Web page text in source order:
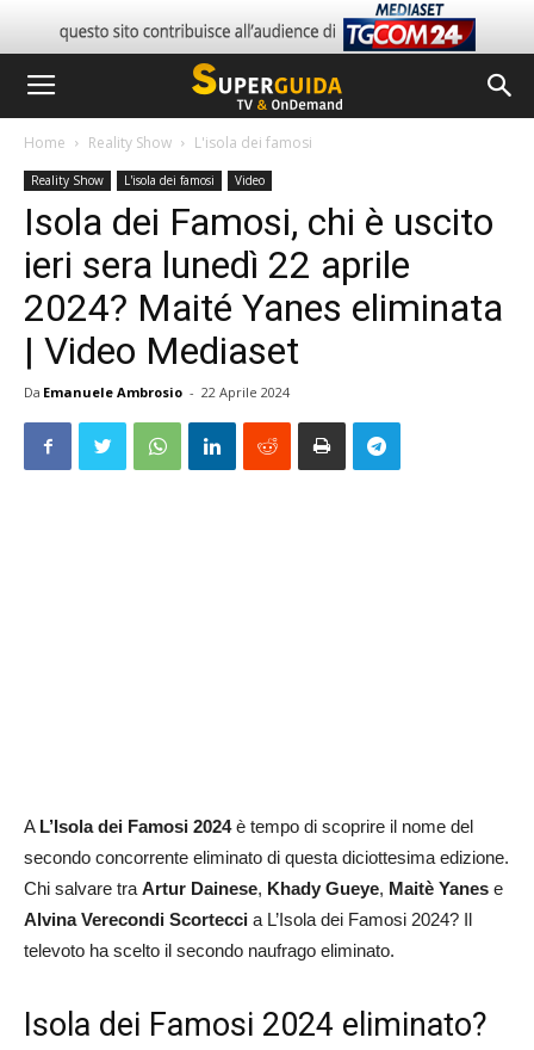
Home Reality Show L'isola dei famosi
Reality Show L'isola dei famosi Video
Isola dei Famosi, chi è uscito
ieri sera lunedì 22 aprile
2024? Maité Yanes eliminata
| Video Mediaset
Da Emanuele Ambrosio - 22 Aprile 2024
A L’Isola dei Famosi 2024è tempo di scoprire il nome del
secondo concorrente eliminato di questa diciottesima edizione.
Chi salvare traArtur Dainese, Khady Gueye, Maitè Yanes e
Alvina Verecondi Scortecci a L’Isola dei Famosi 2024? Il
televoto ha scelto il secondo naufrago eliminato.
Isola dei Famosi 2024 eliminato?